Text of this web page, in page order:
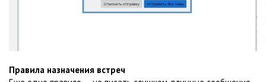
Правила назначения встреч